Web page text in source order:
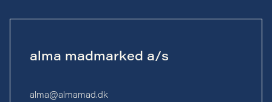
alma madmarked a/s
alma@almamad.dk